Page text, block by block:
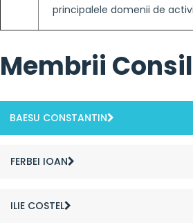
principalele domenii de
Membrii
BAESU CONSTANTIN
FERBEI IOAN
ILIE COSTEL